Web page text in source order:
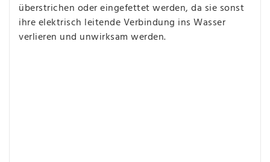
überstrichen oder eingefettet werden, da sie sonst
ihre elektrisch leitende Verbindung ins Wasser
verlieren und unwirksam werden.